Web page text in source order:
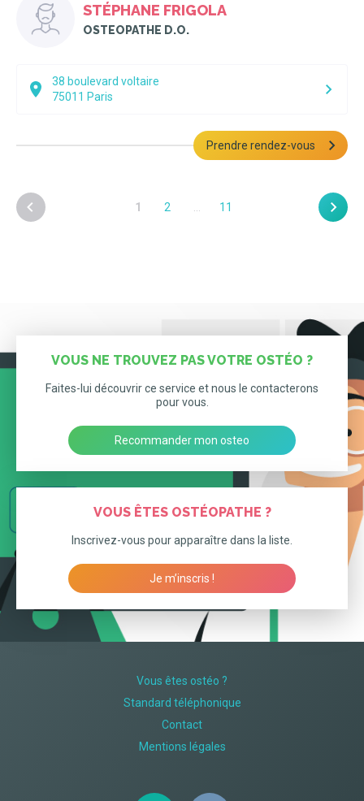
STÉPHANE FRIGOLA
OSTEOPATHE D.O.
38 boulevard voltaire
75011 Paris
Prendre rendez-vous
1 2 11
VOUS NE TROUVEZ PAS VOTRE OSTÉO ?
Faites-lui découvrir ce service et nous le contacterons
pour vous.
Recommander mon osteo
VOUS ÊTES OSTÉOPATHE ?
Inscrivez-vous pour apparaître dans la liste.
Je m’inscris !
Vous êtes ostéo ?
Standard téléphonique
Contact
Mentions légales